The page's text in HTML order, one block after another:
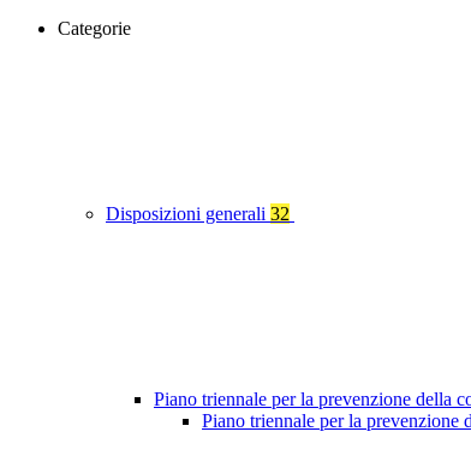
Categorie
Disposizioni generali 32
Piano triennale per la prevenzione della
Piano triennale per la prevenzione